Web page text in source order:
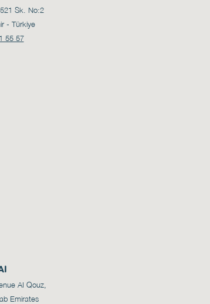
Sk. No:2
- Türkiye
55 57
AI Qouz,
Emirates